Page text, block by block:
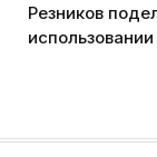
Резников